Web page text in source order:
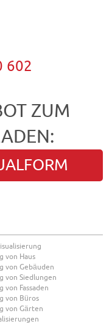
602
ZUM
von Haus
von Gebäuden
von Siedlungen
von Fassaden
von Büros
von Gärten